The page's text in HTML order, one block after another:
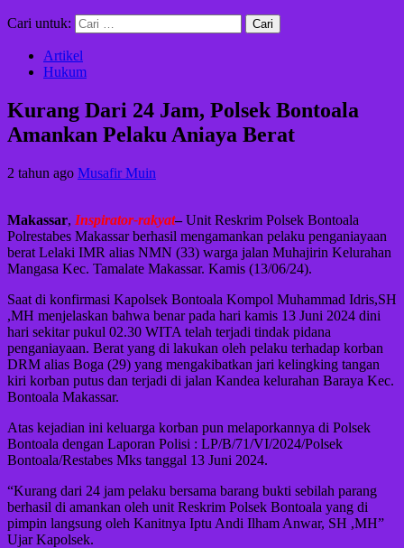
Cari untuk:
Artikel
Hukum
Kurang Dari 24 Jam, Polsek Bontoala
Amankan Pelaku Aniaya Berat
2 tahun ago Musafir Muin
Makassar, Inspirator-rakyat–Unit Reskrim Polsek Bontoala
Polrestabes Makassar berhasil mengamankan pelaku penganiayaan
berat Lelaki IMR alias NMN (33) warga jalan Muhajirin Kelurahan
Mangasa Kec. Tamalate Makassar. Kamis (13/06/24).
Saat di konfirmasi Kapolsek Bontoala Kompol Muhammad Idris,SH
,MH menjelaskan bahwa benar pada hari kamis 13 Juni 2024 dini
hari sekitar pukul 02.30 WITA telah terjadi tindak pidana
penganiayaan. Berat yang di lakukan oleh pelaku terhadap korban
DRM alias Boga (29) yang mengakibatkan jari kelingking tangan
kiri korban putus dan terjadi di jalan Kandea kelurahan Baraya Kec.
Bontoala Makassar.
Atas kejadian ini keluarga korban pun melaporkannya di Polsek
Bontoala dengan Laporan Polisi : LP/B/71/VI/2024/Polsek
Bontoala/Restabes Mks tanggal 13 Juni 2024.
“Kurang dari 24 jam pelaku bersama barang bukti sebilah parang
berhasil di amankan oleh unit Reskrim Polsek Bontoala yang di
pimpin langsung oleh Kanitnya Iptu Andi Ilham Anwar, SH ,MH”
Ujar Kapolsek.